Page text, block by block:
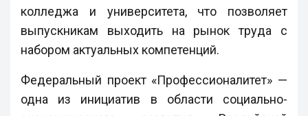
колледжа и университета, что позволяет
выпускникам выходить на рынок труда с
набором актуальных компетенций.
Федеральный проект «Профессионалитет» —
одна из инициатив в области социально-